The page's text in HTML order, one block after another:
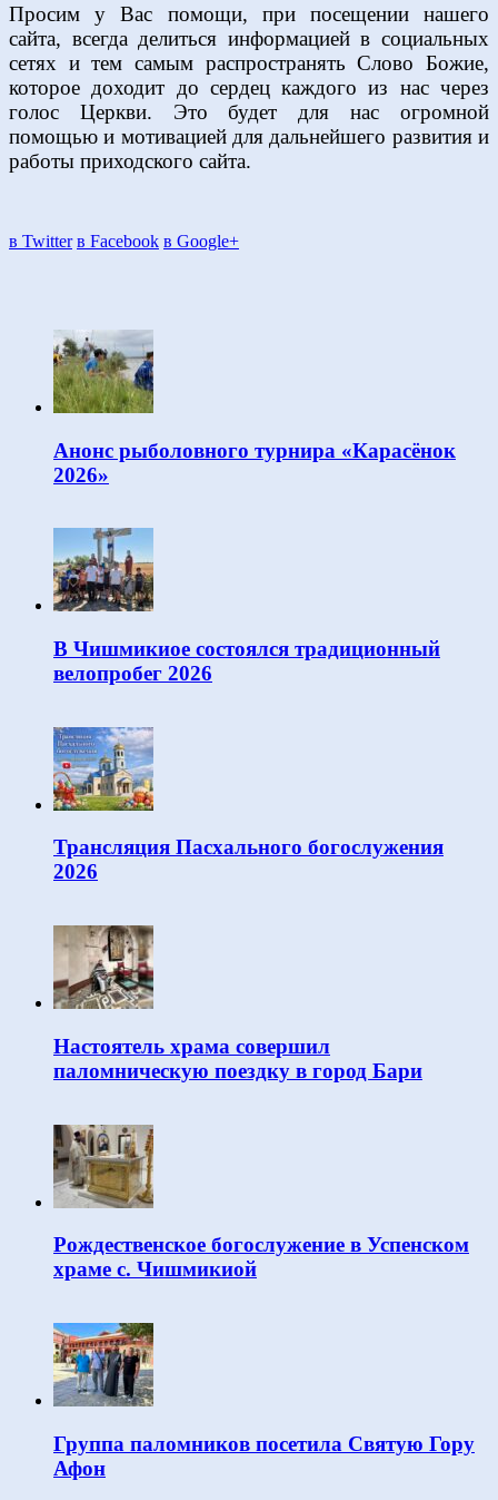
Просим у Вас помощи, при посещении нашего
сайта, всегда делиться информацией в социальных
сетях и тем самым распространять Слово Божие,
которое доходит до сердец каждого из нас через
голос Церкви. Это будет для нас огромной
помощью и мотивацией для дальнейшего развития и
работы приходского сайта.
в Twitter в Facebook в Google+
Анонс рыболовного турнира «Карасёнок
2026»
В Чишмикиое состоялся традиционный
велопробег 2026
Трансляция Пасхального богослужения
2026
Настоятель храма совершил
паломническую поездку в город Бари
Рождественское богослужение в Успенском
храме с. Чишмикиой
Группа паломников посетила Святую Гору
Афон